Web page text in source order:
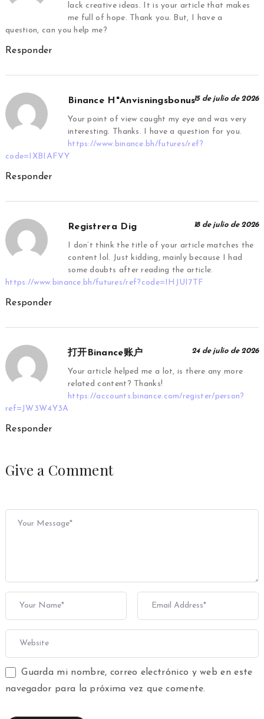
lack creative ideas. It is your article that makes
me full of hope. Thank you. But, I have a
question, can you help me?
Responder
Binance H"anvisningsbonus15 de julio de 2026
Your point of view caught my eye and was very
interesting. Thanks. I have a question for you.
https://www.binance.bh/futures/ref?
code=IXBIAFVY
Responder
Registrera Dig 18 de julio de 2026
I don’t think the title of your article matches the
content lol. Just kidding, mainly because I had
some doubts after reading the article.
https://www.binance.bh/futures/ref?code=IHJUI7TF
Responder
打开Binance账户 24 de julio de 2026
Your article helped me a lot, is there any more
related content? Thanks!
https://accounts.binance.com/register/person?
ref=JW3W4Y3A
Responder
Give a Comment
Guarda mi nombre, correo electrónico y web en este
navegador para la próxima vez que comente.